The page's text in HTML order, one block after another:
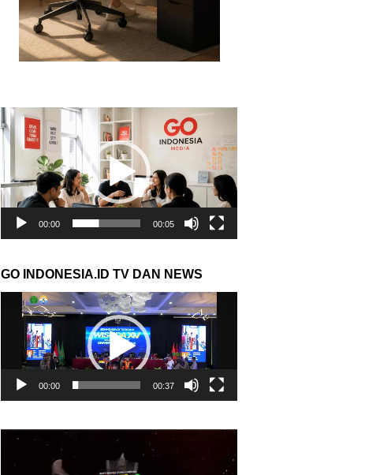
Pemutar
Video
00:00 00:05
GO INDONESIA.ID TV DAN NEWS
Pemutar
Video
00:00 00:37
Pemutar